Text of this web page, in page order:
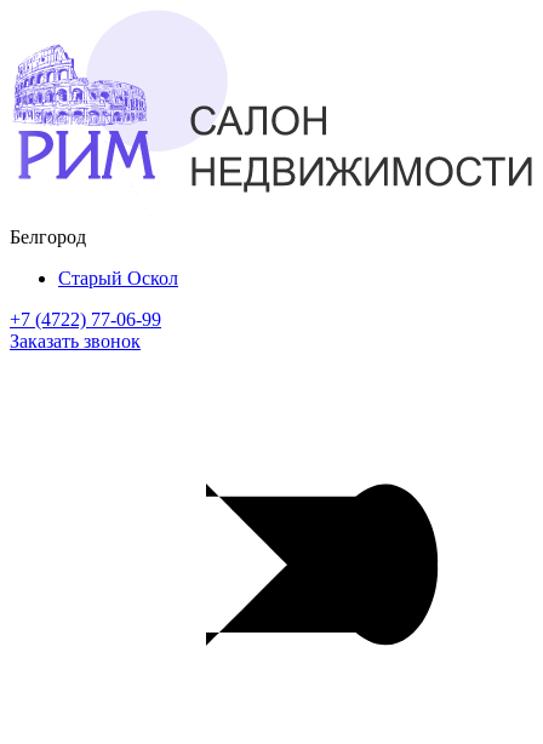
Белгород
Старый Оскол
+7 (4722) 77-06-99
Заказать звонок